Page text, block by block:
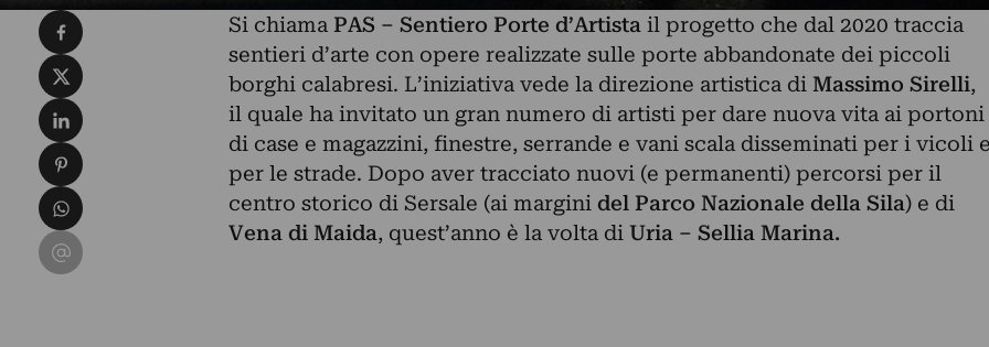
Si chiama PAS – Sentiero Porte d’Artistail progetto che dal 2020 traccia
sentieri d’arte con opere realizzate sulle porte abbandonate dei piccoli
borghi calabresi. L’iniziativa vede la direzione artistica di Massimo Sirelli,
il quale ha invitato un gran numero di artisti per dare nuova vita ai portoni
di case e magazzini, finestre, serrande e vani scala disseminati per i vicoli
per le strade. Dopo aver tracciato nuovi (e permanenti) percorsi per il
centro storico di Sersale (ai margini del Parco Nazionale della Sila) e di
Vena di Maida, quest’anno è la volta di Uria – Sellia Marina.
Condividi su Facebook
Condividi su X
Condividi su LinkedIn
Condividi su Pinterest
Condividi su WhatsApp
Condividi su Email